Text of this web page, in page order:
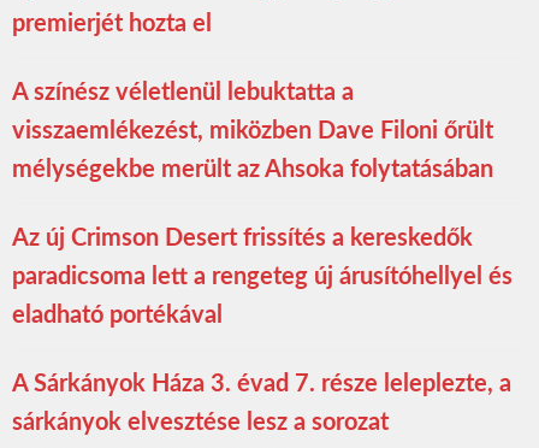
premierjét hozta el
A színész véletlenül lebuktatta a
visszaemlékezést, miközben Dave Filoni őrült
mélységekbe merült az Ahsoka folytatásában
Az új Crimson Desert frissítés a kereskedők
paradicsoma lett a rengeteg új árusítóhellyel és
eladható portékával
A Sárkányok Háza 3. évad 7. része leleplezte, a
sárkányok elvesztése lesz a sorozat